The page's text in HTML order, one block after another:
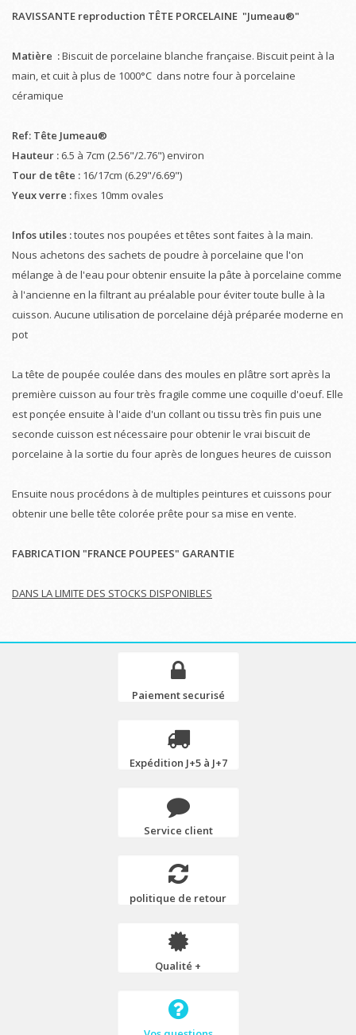
RAVISSANTE reproduction TÊTE PORCELAINE "Jumeau®"
Matière :Biscuit de porcelaine blanche française. Biscuit peint à la
main, et cuit à plus de 1000°C dans notre four à porcelaine
céramique
Ref: Tête Jumeau®
Hauteur : 6.5 à 7cm (2.56"/2.76") environ
Tour de tête : 16/17cm (6.29"/6.69")
Yeux verre :fixes 10mm ovales
Infos utiles :toutes nos poupées et têtes sont faites à la main.
Nous achetons des sachets de poudre à porcelaine que l'on
mélange à de l'eau pour obtenir ensuite la pâte à porcelaine comme
à l'ancienne en la filtrant au préalable pour éviter toute bulle à la
cuisson. Aucune utilisation de porcelaine déjà préparée moderne en
pot
La tête de poupée coulée dans des moules en plâtre sort après la
première cuisson au four très fragile comme une coquille d'oeuf. Elle
est ponçée ensuite à l'aide d'un collant ou tissu très fin puis une
seconde cuisson est nécessaire pour obtenir le vrai biscuit de
porcelaine à la sortie du four après de longues heures de cuisson
Ensuite nous procédons à de multiples peintures et cuissons pour
obtenir une belle tête colorée prête pour sa mise en vente.
FABRICATION "FRANCE POUPEES" GARANTIE
DANS LA LIMITE DES STOCKS DISPONIBLES
Paiement securisé
Expédition J+5 à J+7
Service client
politique de retour
Qualité +